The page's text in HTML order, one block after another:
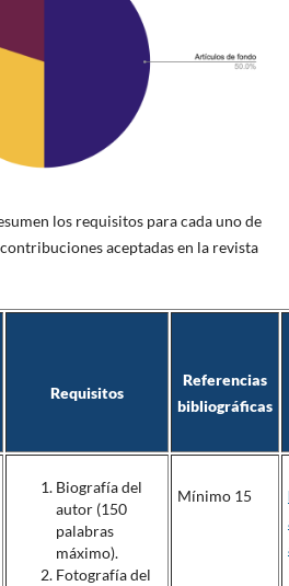
los requisitos para cada uno de
aceptadas en la revista
Requisitos
Referencias
bibliográficas
Biografía del
autor (150
palabras
máximo).
Fotografía del
Mínimo 15